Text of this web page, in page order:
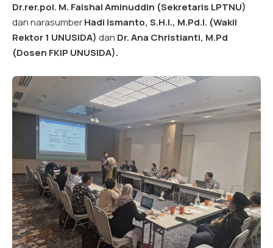
Dr.rer.pol. M. Faishal Aminuddin (Sekretaris LPTNU)
dan narasumberHadi Ismanto, S.H.I., M.Pd.I. (Wakil
Rektor 1 UNUSIDA) dan Dr. Ana Christianti, M.Pd
(Dosen FKIP UNUSIDA).